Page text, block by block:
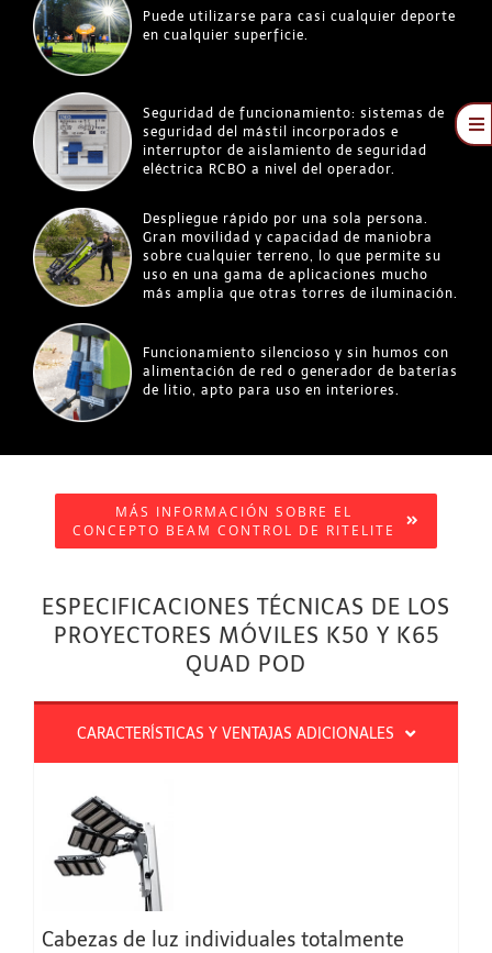
Puede utilizarse para casi cualquier deporte
en cualquier superficie.
Seguridad de funcionamiento: sistemas de
seguridad del mástil incorporados e
interruptor de aislamiento de seguridad
eléctrica RCBO a nivel del operador.
Despliegue rápido por una sola persona.
Gran movilidad y capacidad de maniobra
sobre cualquier terreno, lo que permite su
uso en una gama de aplicaciones mucho
más amplia que otras torres de iluminación.
Funcionamiento silencioso y sin humos con
alimentación de red o generador de baterías
de litio, apto para uso en interiores.
MÁS INFORMACIÓN SOBRE EL
CONCEPTO BEAM CONTROL DE RITELITE
ESPECIFICACIONES TÉCNICAS DE LOS
PROYECTORES MÓVILES K50 Y K65
QUAD POD
CARACTERÍSTICAS Y VENTAJAS ADICIONALES
Cabezas de luz individuales totalmente
Aplicaciones para vías
Túneles
Recinto y Bienestar
Montado En Un Carro